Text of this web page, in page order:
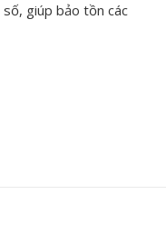
giúp bảo tồn các